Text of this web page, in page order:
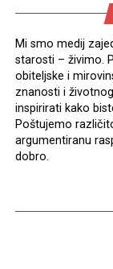
Mi smo medij
starosti – živimo.
obiteljske i
znanosti i
inspirirati kako
Poštujemo
argumentiranu
dobro.